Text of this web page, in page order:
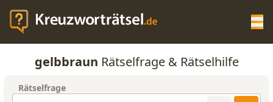
KREUZWORTRÄTSEL-HILFE
gelbbraun Rätselfrage & Rätselhilfe
Rätselfrage